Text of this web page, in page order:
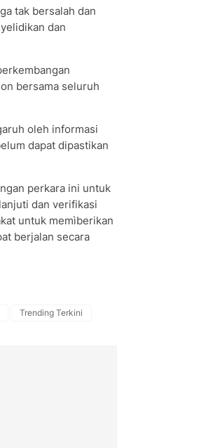
tak bersalah dan
dan
bersama seluruh
oleh informasi
dapat dipastikan
perkara ini untuk
dan verifikasi
untuk memìberikan
berjalan secara
Trending Terkini